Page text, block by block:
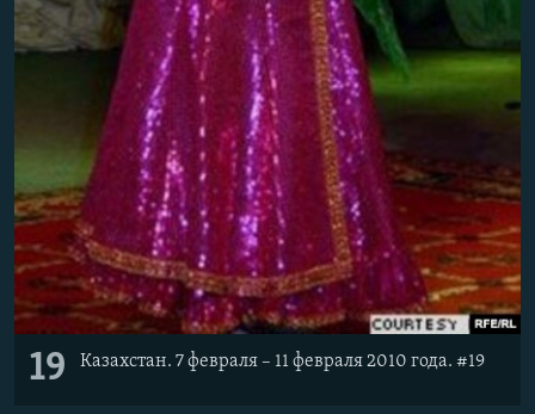
19 Казахстан. 7 февраля – 11 февраля 2010 года. #19